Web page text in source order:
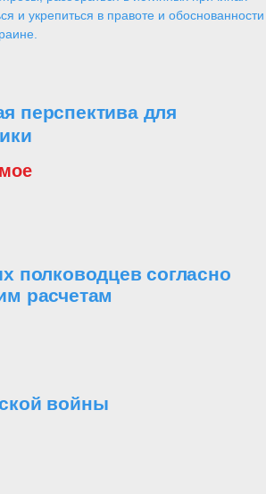
и укрепиться в правоте и обоснованности
перспектива для
полководцев согласно
расчетам
войны